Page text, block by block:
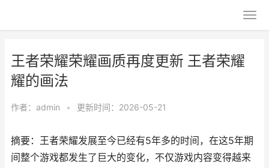
王者荣耀荣耀画质再度更新 王者荣耀
耀的画法
作者： admin • 更新时间：2026-05-21
摘要：王者荣耀发展至今已经有5年多的时间，在这5年期
间整个游戏都发生了巨大的变化，不仅游戏内容变得越来